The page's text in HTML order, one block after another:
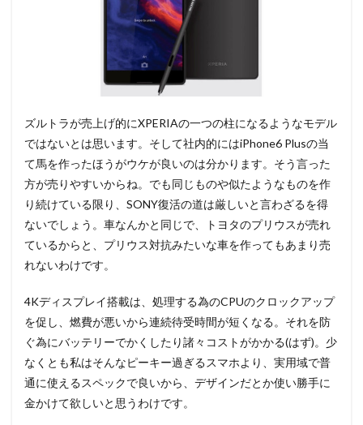
ズルトラが売上げ的にXPERIAの一つの柱になるようなモデル
ではないとは思います。そして社内的にはiPhone6 Plusの当
て馬を作ったほうがウケが良いのは分かります。そう言った
方が売りやすいからね。でも同じものや似たようなものを作
り続けている限り、SONY復活の道は厳しいと言わざるを得
ないでしょう。車なんかと同じで、トヨタのプリウスが売れ
ているからと、プリウス対抗みたいな車を作ってもあまり売
れないわけです。
4Kディスプレイ搭載は、処理する為のCPUのクロックアップ
を促し、燃費が悪いから連続待受時間が短くなる。それを防
ぐ為にバッテリーでかくしたり諸々コストがかかる(はず)。少
なくとも私はそんなピーキー過ぎるスマホより、実用域で普
通に使えるスペックで良いから、デザインだとか使い勝手に
金かけて欲しいと思うわけです。